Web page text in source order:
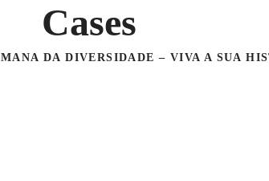
Cases
DA DIVERSIDADE – VIVA A SUA